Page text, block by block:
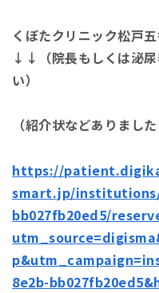
くぼたクリニック松戸
↓↓（院長もしくは泌尿
い）
（紹介状などありまし
https://
smart.jp/institutions/
bb027fb20ed5/
8e2b-